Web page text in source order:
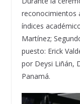
reconocimientos
índices
Martínez;
puesto: Erick
por Deysi Liñán,
Panamá.